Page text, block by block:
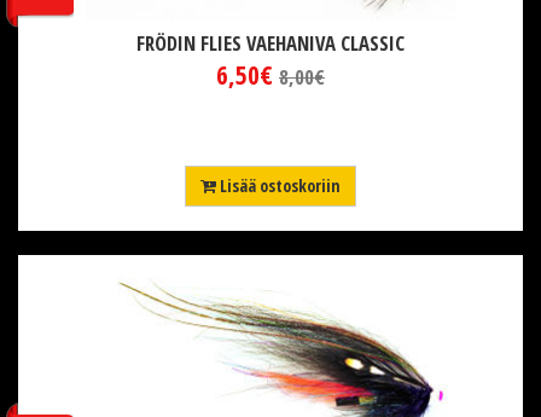
FRÖDIN FLIES VAEHANIVA CLASSIC
6,50€ 8,00€
Lisää ostoskoriin